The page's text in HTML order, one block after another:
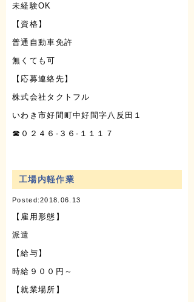
未経験OK
【資格】
普通自動車免許
無くても可
【応募連絡先】
株式会社タクトフル
いわき市好間町中好間字八反田１
☎０２４６-３６-１１１７
工場内軽作業
Posted:2018.06.13
【雇用形態】
派遣
【給与】
時給９００円～
【就業場所】